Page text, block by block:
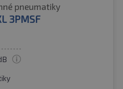
pneumatiky
3PMSF